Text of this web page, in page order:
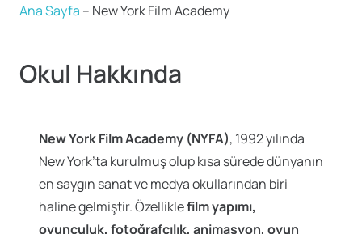
Ana Sayfa – New York Film Academy
Okul Hakkında
New York Film Academy (NYFA), 1992 yılında
New York’ta kurulmuş olup kısa sürede dünyanın
en saygın sanat ve medya okullarından biri
haline gelmiştir. Özelliklefilm yapımı,
oyunculuk, fotoğrafçılık, animasyon, oyun